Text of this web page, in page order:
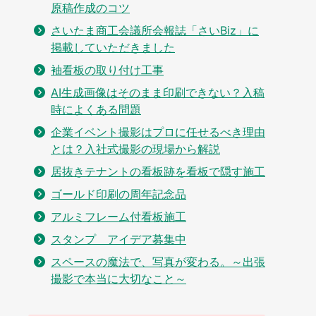
原稿作成のコツ
さいたま商工会議所会報誌「さいBiz」に
掲載していただきました
袖看板の取り付け工事
AI生成画像はそのまま印刷できない？入稿
時によくある問題
企業イベント撮影はプロに任せるべき理由
とは？入社式撮影の現場から解説
居抜きテナントの看板跡を看板で隠す施工
ゴールド印刷の周年記念品
アルミフレーム付看板施工
スタンプ アイデア募集中
スペースの魔法で、写真が変わる。～出張
撮影で本当に大切なこと～